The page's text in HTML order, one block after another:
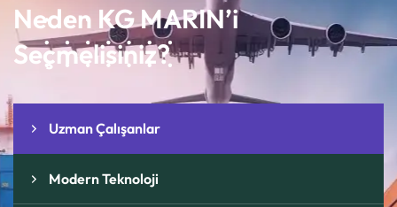
Neden KG MARIN’i
Seçmelisiniz?
Uzman Çalışanlar
Modern Teknoloji